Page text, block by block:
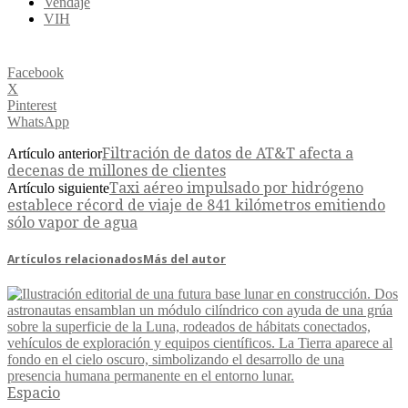
VIH
Facebook
X
Pinterest
WhatsApp
Artículo anteriorFiltración de datos de AT&T afecta a
decenas de millones de clientes
Artículo siguienteTaxi aéreo impulsado por hidrógeno
establece récord de viaje de 841 kilómetros emitiendo
sólo vapor de agua
Artículos relacionadosMás del autor
Espacio